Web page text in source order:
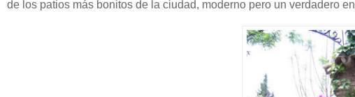
de los patios más bonitos de la ciudad, moderno pero un verdadero